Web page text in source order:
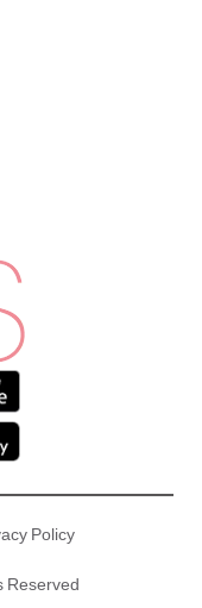
Policy
Reserved